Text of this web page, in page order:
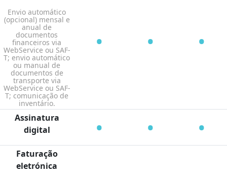
Envio automático
(opcional) mensal e
anual de
documentos
financeiros via
WebService ou SAF-
T; envio automático
ou manual de
documentos de
transporte via
WebService ou SAF-
T; comunicação de
inventário.
• • •
Assinatura
digital
• • •
Faturação
eletrónica